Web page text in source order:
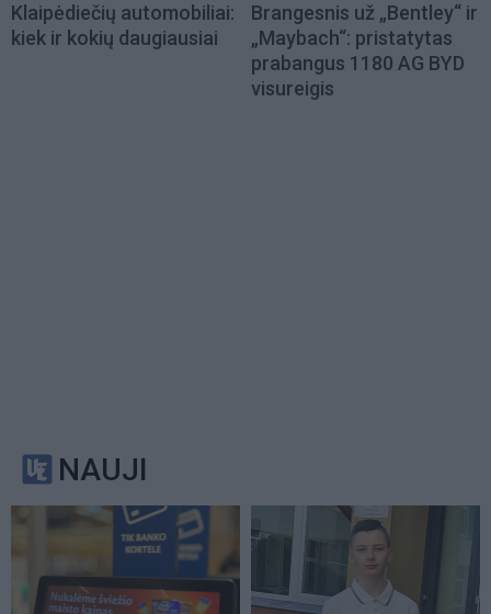
Klaipėdiečių automobiliai:
kiek ir kokių daugiausiai
Brangesnis už „Bentley“ ir
„Maybach“: pristatytas
prabangus 1180 AG BYD
visureigis
NAUJI